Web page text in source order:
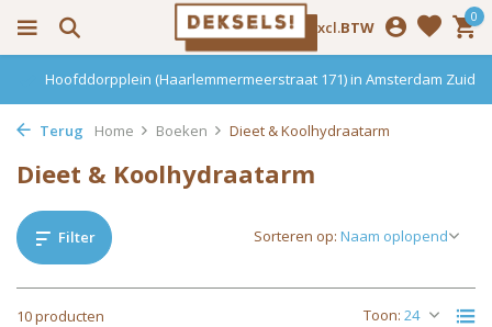
Incl. Excl.BTW
0
Hoofddorpplein (Haarlemmermeerstraat 171) in Amsterdam Zuid
Terug Home Boeken Dieet & Koolhydraatarm
Dieet & Koolhydraatarm
Filter
10 producten Toon:
Sorteren op: